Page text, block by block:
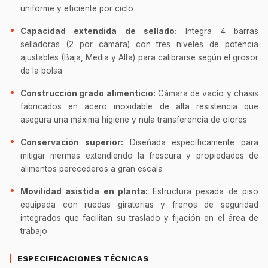
uniforme y eficiente por ciclo
Capacidad extendida de sellado: Integra 4 barras
selladoras (2 por cámara) con tres niveles de potencia
ajustables (Baja, Media y Alta) para calibrarse según el grosor
de la bolsa
Construcción grado alimenticio: Cámara de vacío y chasis
fabricados en acero inoxidable de alta resistencia que
asegura una máxima higiene y nula transferencia de olores
Conservación superior: Diseñada específicamente para
mitigar mermas extendiendo la frescura y propiedades de
alimentos perecederos a gran escala
Movilidad asistida en planta: Estructura pesada de piso
equipada con ruedas giratorias y frenos de seguridad
integrados que facilitan su traslado y fijación en el área de
trabajo
ESPECIFICACIONES TÉCNICAS